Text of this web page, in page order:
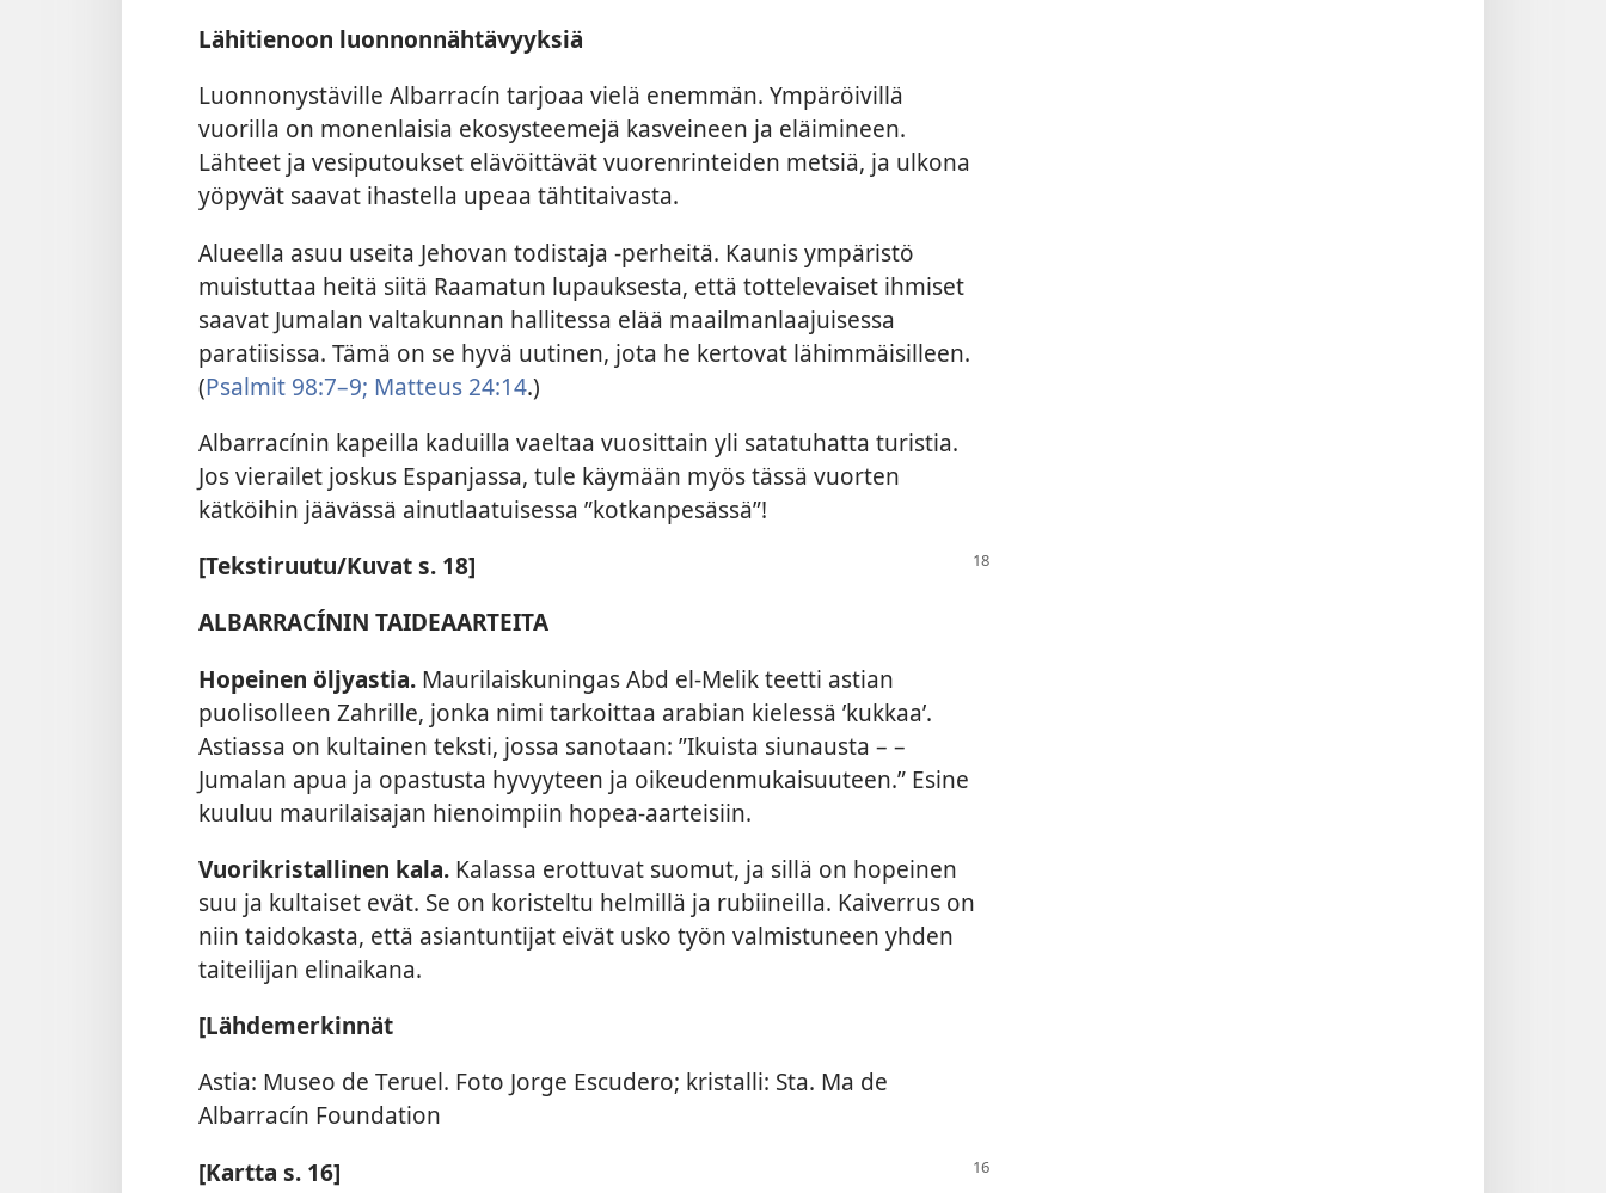
Lähitienoon luonnonnähtävyyksiä
Luonnonystäville Albarracín tarjoaa vielä enemmän. Ympäröivillä
vuorilla on monenlaisia ekosysteemejä kasveineen ja eläimineen.
Lähteet ja vesiputoukset elävöittävät vuorenrinteiden metsiä, ja ulkona
yöpyvät saavat ihastella upeaa tähtitaivasta.
Alueella asuu useita Jehovan todistaja -perheitä. Kaunis ympäristö
muistuttaa heitä siitä Raamatun lupauksesta, että tottelevaiset ihmiset
saavat Jumalan valtakunnan hallitessa elää maailmanlaajuisessa
paratiisissa. Tämä on se hyvä uutinen, jota he kertovat lähimmäisilleen.
(Psalmit 98:7–9; Matteus 24:14.)
Albarracínin kapeilla kaduilla vaeltaa vuosittain yli satatuhatta turistia.
Jos vierailet joskus Espanjassa, tule käymään myös tässä vuorten
kätköihin jäävässä ainutlaatuisessa ”kotkanpesässä”!
[Tekstiruutu/Kuvat s. 18]
ALBARRACÍNIN TAIDEAARTEITA
Hopeinen öljyastia. Maurilaiskuningas Abd el-Melik teetti astian
puolisolleen Zahrille, jonka nimi tarkoittaa arabian kielessä ’kukkaa’.
Astiassa on kultainen teksti, jossa sanotaan: ”Ikuista siunausta – –
Jumalan apua ja opastusta hyvyyteen ja oikeudenmukaisuuteen.” Esine
kuuluu maurilaisajan hienoimpiin hopea-aarteisiin.
Vuorikristallinen kala. Kalassa erottuvat suomut, ja sillä on hopeinen
suu ja kultaiset evät. Se on koristeltu helmillä ja rubiineilla. Kaiverrus on
niin taidokasta, että asiantuntijat eivät usko työn valmistuneen yhden
taiteilijan elinaikana.
[Lähdemerkinnät
Astia: Museo de Teruel. Foto Jorge Escudero; kristalli: Sta. Ma de
Albarracín Foundation
[Kartta s. 16]